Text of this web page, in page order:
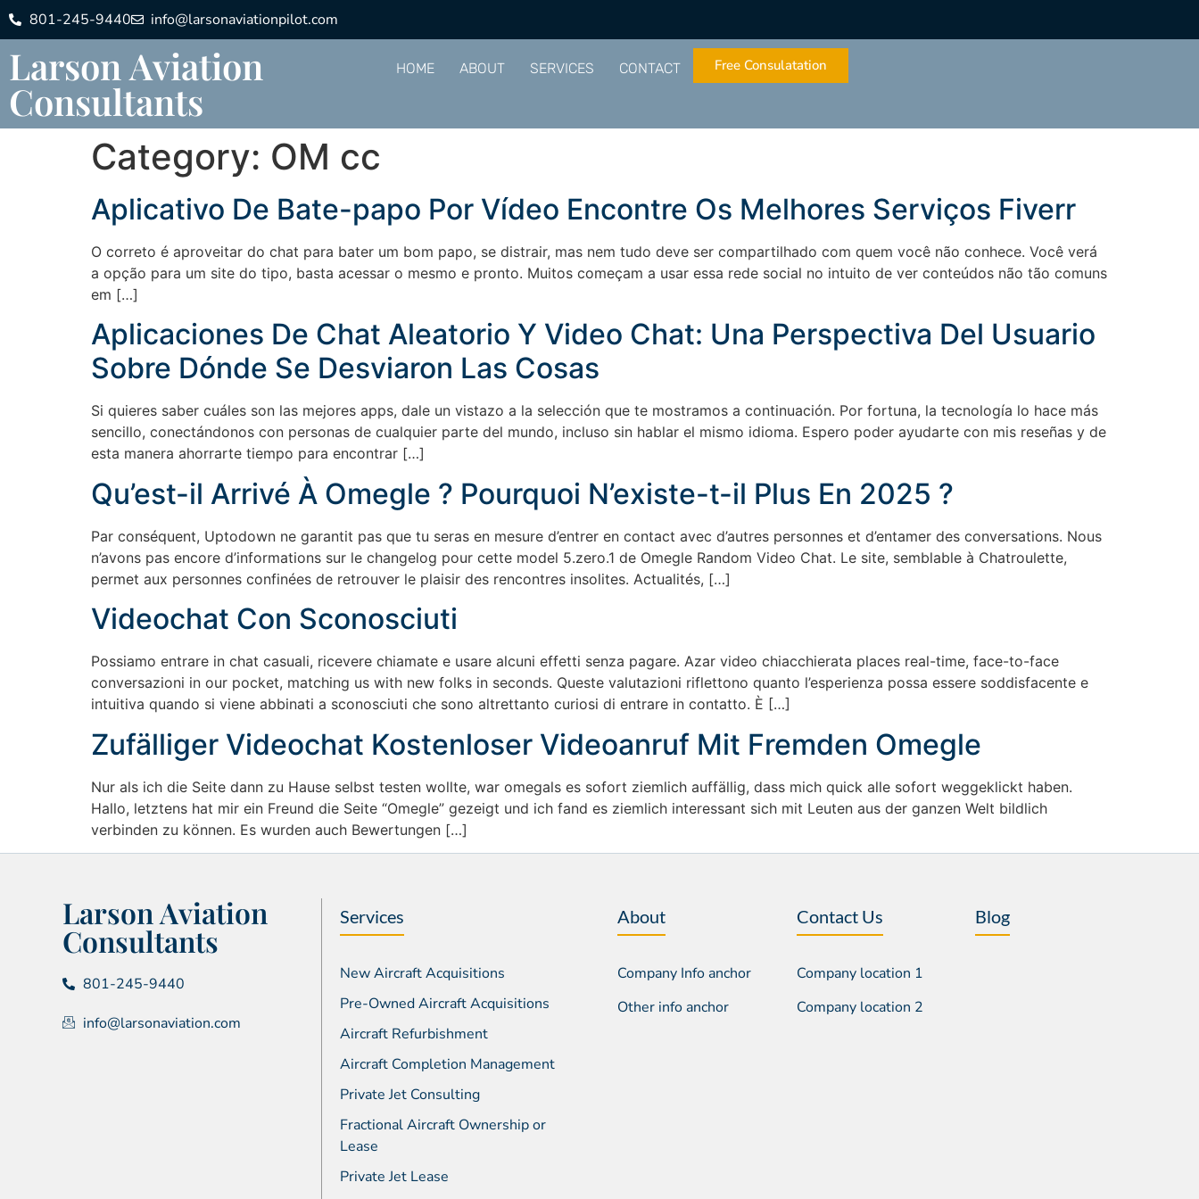
801-245-9440 info@larsonaviationpilot.com
Larson Aviation
Consultants
HOME ABOUT SERVICES CONTACT Free Consulatation
Category: OM cc
Aplicativo De Bate-papo Por Vídeo Encontre Os Melhores Serviços Fiverr
O correto é aproveitar do chat para bater um bom papo, se distrair, mas nem tudo deve ser compartilhado com quem você não conhece. Você verá
a opção para um site do tipo, basta acessar o mesmo e pronto. Muitos começam a usar essa rede social no intuito de ver conteúdos não tão comuns
em […]
Aplicaciones De Chat Aleatorio Y Video Chat: Una Perspectiva Del Usuario
Sobre Dónde Se Desviaron Las Cosas
Si quieres saber cuáles son las mejores apps, dale un vistazo a la selección que te mostramos a continuación. Por fortuna, la tecnología lo hace más
sencillo, conectándonos con personas de cualquier parte del mundo, incluso sin hablar el mismo idioma. Espero poder ayudarte con mis reseñas y de
esta manera ahorrarte tiempo para encontrar […]
Qu’est-il Arrivé À Omegle ? Pourquoi N’existe-t-il Plus En 2025 ?
Par conséquent, Uptodown ne garantit pas que tu seras en mesure d’entrer en contact avec d’autres personnes et d’entamer des conversations. Nous
n’avons pas encore d’informations sur le changelog pour cette model 5.zero.1 de Omegle Random Video Chat. Le site, semblable à Chatroulette,
permet aux personnes confinées de retrouver le plaisir des rencontres insolites. Actualités, […]
Videochat Con Sconosciuti
Possiamo entrare in chat casuali, ricevere chiamate e usare alcuni effetti senza pagare. Azar video chiacchierata places real-time, face-to-face
conversazioni in our pocket, matching us with new folks in seconds. Queste valutazioni riflettono quanto l’esperienza possa essere soddisfacente e
intuitiva quando si viene abbinati a sconosciuti che sono altrettanto curiosi di entrare in contatto. È […]
Zufälliger Videochat Kostenloser Videoanruf Mit Fremden Omegle
Nur als ich die Seite dann zu Hause selbst testen wollte, war omegals es sofort ziemlich auffällig, dass mich quick alle sofort weggeklickt haben.
Hallo, letztens hat mir ein Freund die Seite “Omegle” gezeigt und ich fand es ziemlich interessant sich mit Leuten aus der ganzen Welt bildlich
verbinden zu können. Es wurden auch Bewertungen […]
Larson Aviation
Consultants
801-245-9440
info@larsonaviation.com
Services
New Aircraft Acquisitions
Pre-Owned Aircraft Acquisitions
Aircraft Refurbishment
Aircraft Completion Management
Private Jet Consulting
Fractional Aircraft Ownership or
Lease
Private Jet Lease
About
Company Info anchor
Other info anchor
Contact Us
Company location 1
Company location 2
Blog